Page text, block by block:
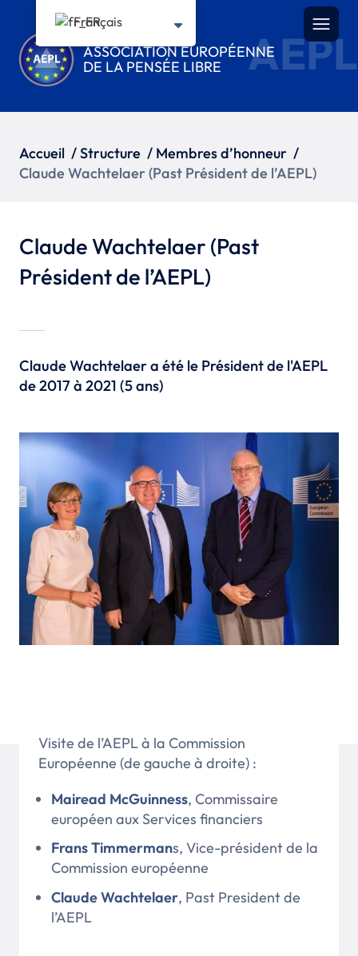
ASSOCIATION EUROPÉENNE
DE LA PENSÉE LIBRE
AEPL
Accueil /Structure / Membres d’honneur /
Claude Wachtelaer (Past Président de l’AEPL)
Claude Wachtelaer (Past
Président de l’AEPL)
Claude Wachtelaer a été le Président de l'AEPL
de 2017 à 2021 (5 ans)
Visite de l’AEPL à la Commission
Européenne (de gauche à droite) :
Mairead McGuinness, Commissaire
européen aux Services financiers
Frans Timmermans, Vice-président de la
Commission européenne
Claude Wachtelaer, Past President de
l’AEPL
Français